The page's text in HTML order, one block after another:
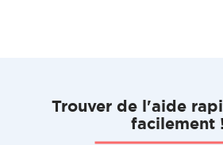
Trouver de l'aide
facilement !